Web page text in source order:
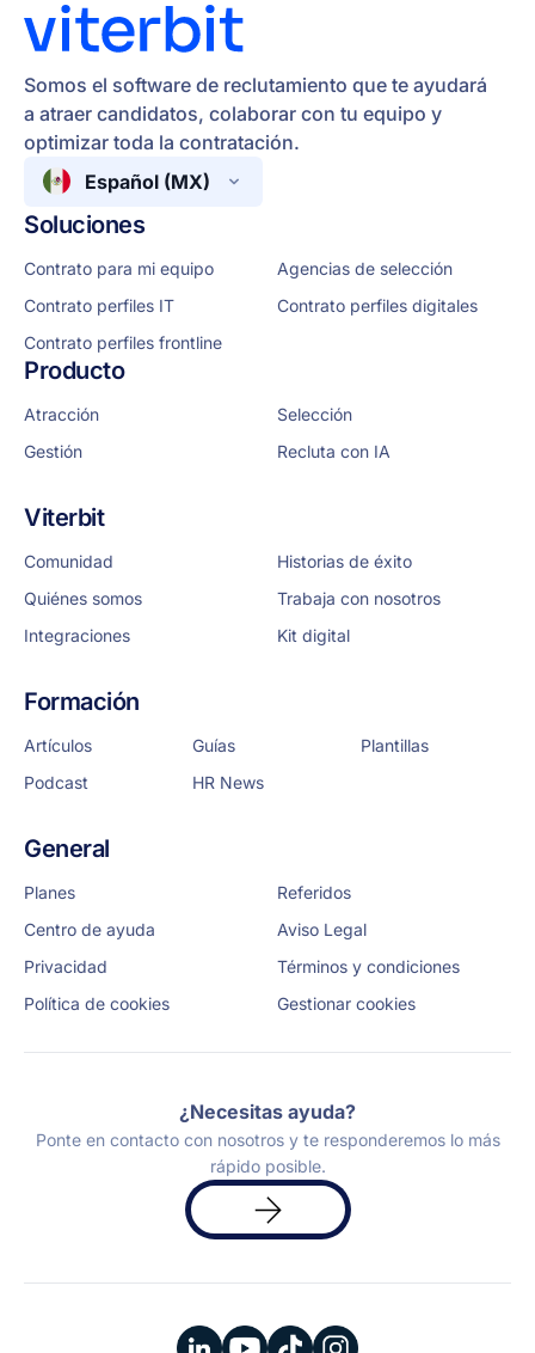
Somos el software de reclutamiento que te ayudará
a atraer candidatos, colaborar con tu equipo y
optimizar toda la contratación.
Español (MX)
Soluciones
Contrato para mi equipo
Agencias de selección
Contrato perfiles IT
Contrato perfiles digitales
Contrato perfiles frontline
Producto
Atracción
Selección
Gestión
Recluta con IA
Viterbit
Comunidad
Historias de éxito
Quiénes somos
Trabaja con nosotros
Integraciones
Kit digital
Formación
Artículos Guías
Plantillas
Podcast
HR News
General
Planes
Referidos
Centro de ayuda
Aviso Legal
Privacidad
Términos y condiciones
Política de cookies
Gestionar cookies
¿Necesitas ayuda?
Ponte en contacto con nosotros y te responderemos lo más
rápido posible.
Solicita
una
demo